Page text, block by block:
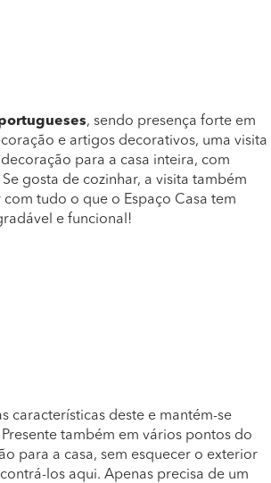
, sendo presença forte em
e artigos decorativos, uma visita
para a casa inteira, com
gosta de cozinhar, a visita também
tudo o que o Espaço Casa tem
e funcional!
características deste e mantém-se
Presente também em vários pontos do
para a casa, sem esquecer o exterior
los aqui. Apenas precisa de um